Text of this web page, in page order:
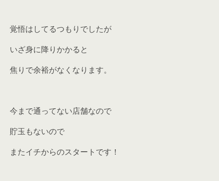
覚悟はしてるつもりでしたが
いざ身に降りかかると
焦りで余裕がなくなります。
今まで通ってない店舗なので
貯玉もないので
またイチからのスタートです！